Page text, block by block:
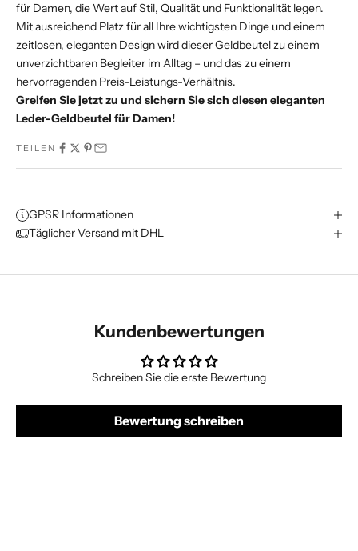
für Damen, die Wert auf Stil, Qualität und Funktionalität legen.
Mit ausreichend Platz für all Ihre wichtigsten Dinge und einem
zeitlosen, eleganten Design wird dieser Geldbeutel zu einem
unverzichtbaren Begleiter im Alltag – und das zu einem
hervorragenden Preis-Leistungs-Verhältnis.
Greifen Sie jetzt zu und sichern Sie sich diesen eleganten
Leder-Geldbeutel für Damen!
TEILEN
GPSR Informationen
Täglicher Versand mit DHL
Kundenbewertungen
Schreiben Sie die erste Bewertung
Bewertung schreiben